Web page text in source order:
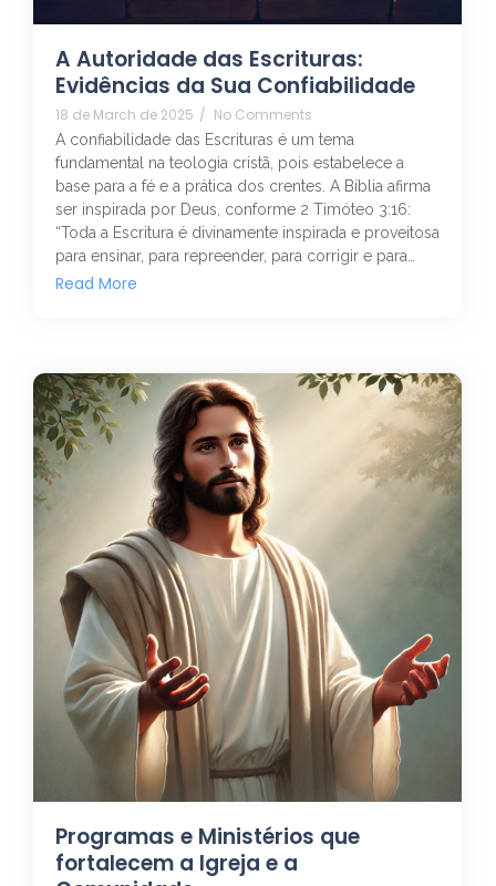
A Autoridade das Escrituras:
Evidências da Sua Confiabilidade
18 de March de 2025 / No Comments
A confiabilidade das Escrituras é um tema
fundamental na teologia cristã, pois estabelece a
base para a fé e a prática dos crentes. A Bíblia afirma
ser inspirada por Deus, conforme 2 Timóteo 3:16:
“Toda a Escritura é divinamente inspirada e proveitosa
para ensinar, para repreender, para corrigir e para…
Read More
Programas e Ministérios que
fortalecem a Igreja e a